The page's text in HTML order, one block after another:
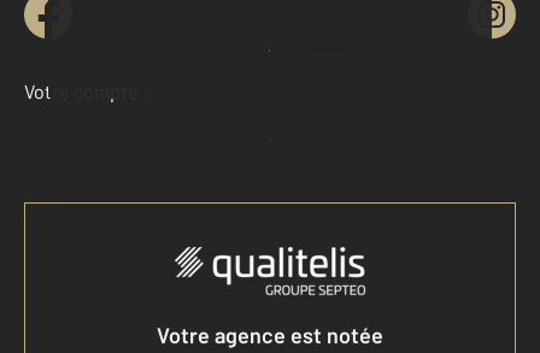
Demander une estimation
Votre compte :
Accéder à mon compte
Votre agence est notée